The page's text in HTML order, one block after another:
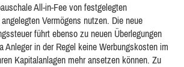
All-in-Fee von festgelegten
Vermögens nutzen. Die neue
führt ebenso zu neuen Überlegungen
Anleger in der Regel keine Werbungskosten im
Kapitalanlagen mehr ansetzen können. Zu